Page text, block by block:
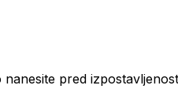
pred